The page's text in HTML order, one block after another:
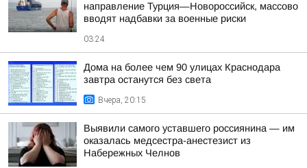
направление Турция—Новороссийск, массово
вводят надбавки за военные риски
03:24
Дома на более чем 90 улицах Краснодара
завтра останутся без света
Вчера, 20:15
Выявили самого уставшего россиянина — им
оказалась медсестра-анестезист из
Набережных Челнов